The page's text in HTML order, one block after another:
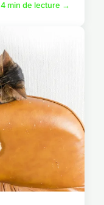
4 min de lecture →